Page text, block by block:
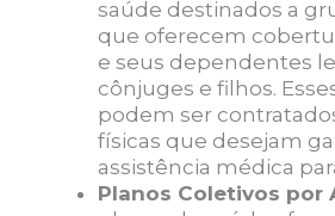
saúde destinados a
que oferecem
e seus dependentes
cônjuges e filhos.
podem ser
físicas que desejam
assistência médica
Planos Coletivos por